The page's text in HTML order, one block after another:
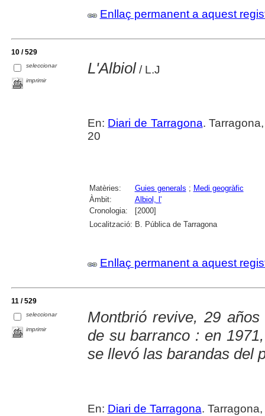
Enllaç permanent a aquest
10 / 529
seleccionar
imprimir
L'Albiol/ L.J
En: Diari de Tarragona.
20
Matèries: Guies generals ; Medi geogràfic
Àmbit:
Albiol, l'
Cronologia:
[2000]
Localització: B. Pública de Tarragona
Enllaç permanent a aquest
11 / 529
seleccionar
imprimir
Montbrió revive, 29
de su barranco : en
se llevó las barandas del
En: Diari de Tarragona.